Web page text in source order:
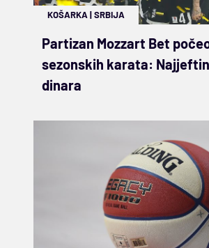
KOŠARKA |SRBIJA
Partizan Mozzart Bet
sezonskih karata:
dinara